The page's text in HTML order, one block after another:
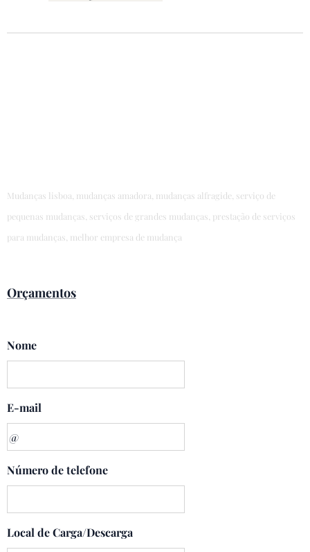
Mudanças lisboa, mudanças amadora, mudanças alfragide, serviço de
pequenas mudanças, serviços de grandes mudanças, prestação de serviços
para mudanças, melhor empresa de mudança
Orçamentos
Nome
E-mail
Número de telefone
Local de Carga/Descarga